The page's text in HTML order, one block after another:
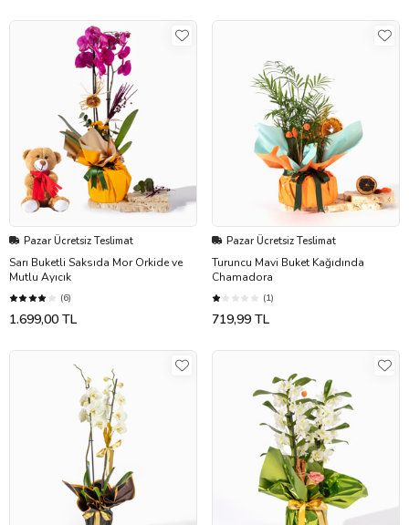
Pazar Ücretsiz Teslimat
Sarı Buketli Saksıda Mor Orkide ve
Mutlu Ayıcık
(6)
1.699,00 TL
Pazar Ücretsiz Teslimat
Turuncu Mavi Buket Kağıdında
Chamadora
(1)
719,99 TL